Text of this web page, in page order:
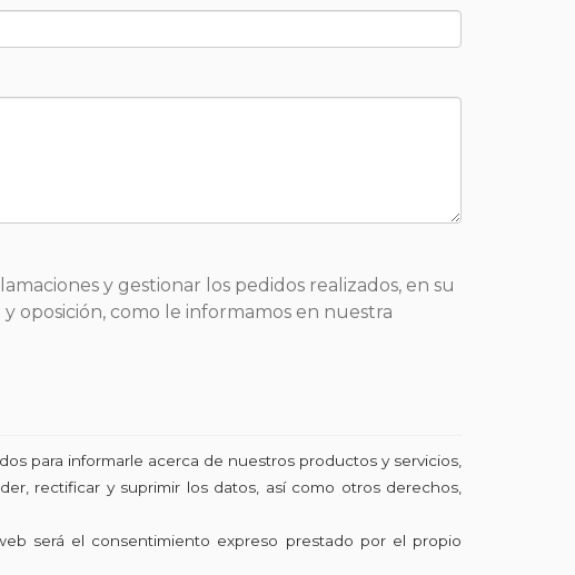
y gestionar los pedidos realizados, en su
oposición, como le informamos en nuestra
para informarle acerca de nuestros productos y servicios,
rectificar y suprimir los datos, así como otros derechos,
será el consentimiento expreso prestado por el propio